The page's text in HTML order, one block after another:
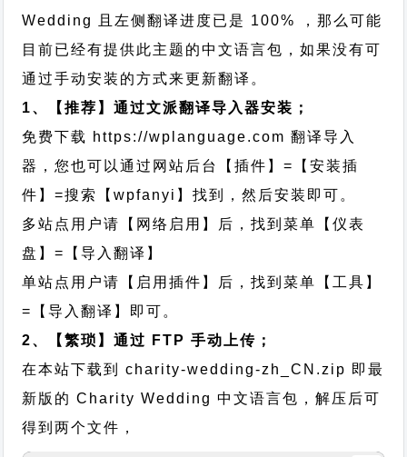
Wedding 且左侧翻译进度已是 100% ，那么可能
目前已经有提供此主题的中文语言包，如果没有可
通过手动安装的方式来更新翻译。
1、【推荐】通过文派翻译导入器安装；
免费下载 https://wplanguage.com 翻译导入
器，您也可以通过网站后台【插件】=【安装插
件】=搜索【wpfanyi】找到，然后安装即可。
多站点用户请【网络启用】后，找到菜单【仪表
盘】=【导入翻译】
单站点用户请【启用插件】后，找到菜单【工具】
=【导入翻译】即可。
2、【繁琐】通过 FTP 手动上传；
在本站下载到charity-wedding-zh_CN.zip 即最
新版的 Charity Wedding 中文语言包，解压后可
得到两个文件，